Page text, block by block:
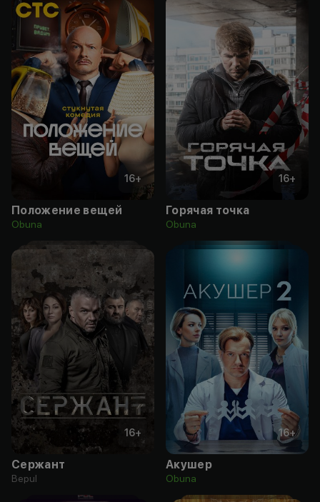
16+
Положение вещей
Obuna
16+
Горячая точка
Obuna
16+
Сержант
Bepul
16+
Акушер
Obuna